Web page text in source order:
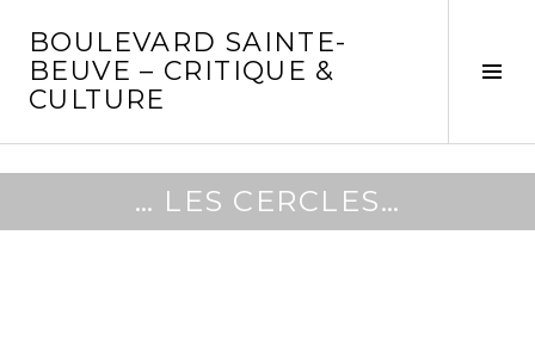
contenu
principal
BOULEVARD SAINTE-
BEUVE – CRITIQUE &
CULTURE
… LES CERCLES…